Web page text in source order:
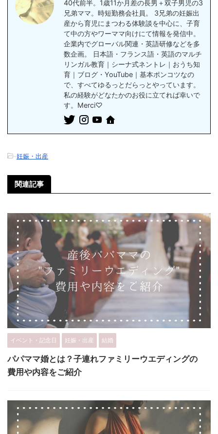
40代前半。1歳11か月差の長男＋双子男児の3
兄弟ママ。時短勤務会社員。 3兄弟の妊娠出
産から育児にまつわる体験談を中心に、子育
て中の方やワーママ向けにて情報を発信中。
企業内でグローバル関連・英語研修などを多
数企画。 日本語・フランス語・英語のマルチ
リンガル教育｜シーナ式ネントレ｜おうち知
育｜ブログ・YouTube｜基本ポンコツなの
で、すべてゆるっとだらっとやっています。
私の経験がどなたかのお役に立てれば幸いで
す。Merci♡
-妊娠・出産
関連記事
イベント・記念日 妊娠・出産 結婚
パパママ婚とは？子連れファミリーウエディングの
費用や内容をご紹介